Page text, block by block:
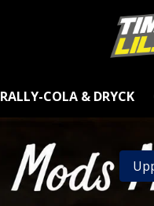
RALLY-COLA & DRYCK